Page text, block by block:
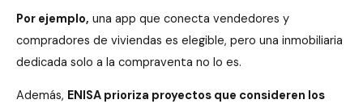
Por ejemplo, una app que conecta vendedores y
compradores de viviendas es elegible, pero una inmobiliaria
dedicada solo a la compraventa no lo es.
Además, ENISA prioriza proyectos que consideren los